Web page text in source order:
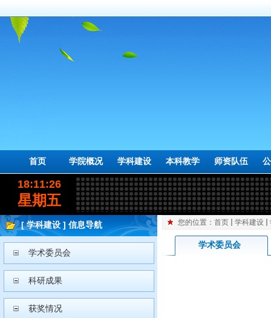
首页 学院概况 学科建设 本科教学 师资队伍
18:11:26
星期五
[ 学科建设 ] 信息导航
学术委员会
科研成果
获奖情况
您的位置： 首页 学科建设
学术委员会